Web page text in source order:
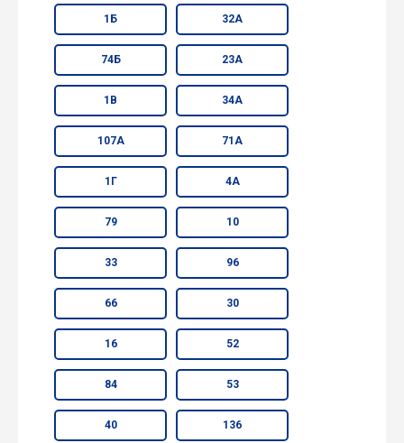
1Б 32А
74Б 23А
1В 34А
107А 71А
1Г 4А
79 10
33 96
66 30
16 52
84 53
40 136